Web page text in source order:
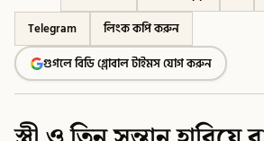
Telegram
লিংক কপি করুন
গুগলে বিডি গ্লোবাল টাইমস যোগ করুন